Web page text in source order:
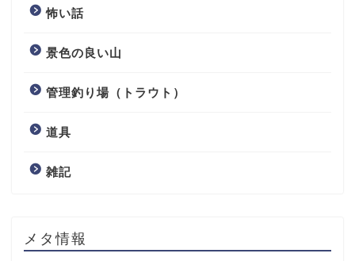
怖い話
景色の良い山
管理釣り場（トラウト）
道具
雑記
メタ情報